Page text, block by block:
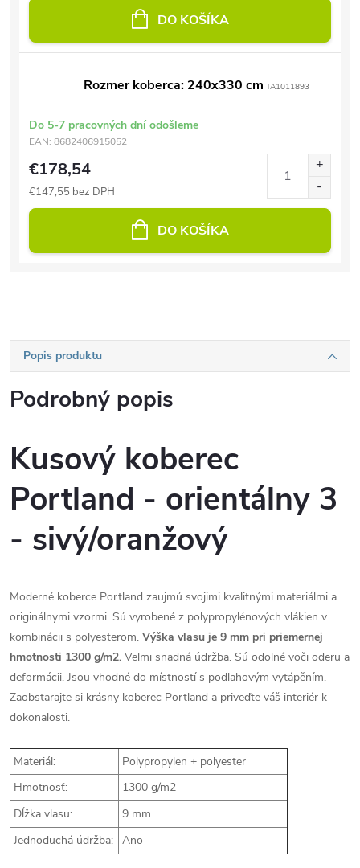
DO KOŠÍKA
Rozmer koberca: 240x330 cm TA1011893
Do 5-7 pracovných dní odošleme
EAN: 8682406915052
€178,54
€147,55 bez DPH
DO KOŠÍKA
Popis produktu
Podrobný popis
Kusový koberec
Portland - orientálny 3
- sivý/oranžový
Moderné koberce Portland zaujmú svojimi kvalitnými materiálmi a
originálnymi vzormi. Sú vyrobené z polypropylénových vlákien v
kombinácii s polyesterom. Výška vlasu je 9 mm pri priemernej
hmotnosti 1300 g/m2. Velmi snadná údržba. Sú odolné voči oderu a
deformácii. Jsou vhodné do místností s podlahovým vytápěním.
Zaobstarajte si krásny koberec Portland a priveďte váš interiér k
dokonalosti.
Materiál:
Polypropylen + polyester
Hmotnosť:
1300 g/m2
Dĺžka vlasu:
9 mm
Jednoduchá údržba: Ano